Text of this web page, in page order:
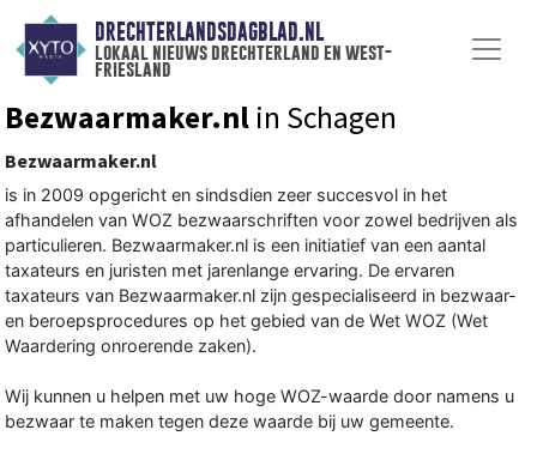
DRECHTERLANDSDAGBLAD.NL
lokaal nieuws drechterland en west-
friesland
Bezwaarmaker.nl in Schagen
Bezwaarmaker.nl
is in 2009 opgericht en sindsdien zeer succesvol in het
afhandelen van WOZ bezwaarschriften voor zowel bedrijven als
particulieren. Bezwaarmaker.nl is een initiatief van een aantal
taxateurs en juristen met jarenlange ervaring. De ervaren
taxateurs van Bezwaarmaker.nl zijn gespecialiseerd in bezwaar-
en beroepsprocedures op het gebied van de Wet WOZ (Wet
Waardering onroerende zaken).
Wij kunnen u helpen met uw hoge WOZ-waarde door namens u
bezwaar te maken tegen deze waarde bij uw gemeente.